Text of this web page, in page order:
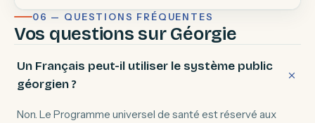
06 — QUESTIONS FRÉQUENTES
Vos questions sur Géorgie
Un Français peut-il utiliser le système public
géorgien ?
Non. Le Programme universel de santé est réservé aux